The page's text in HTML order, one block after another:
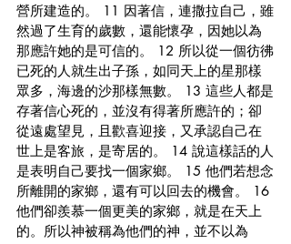
營所建造的。 11 因著信，連撒拉自己，雖
然過了生育的歲數，還能懷孕，因她以為
那應許她的是可信的。 12 所以從一個彷彿
已死的人就生出子孫，如同天上的星那樣
眾多，海邊的沙那樣無數。 13 這些人都是
存著信心死的，並沒有得著所應許的；卻
從遠處望見，且歡喜迎接，又承認自己在
世上是客旅，是寄居的。 14 說這樣話的人
是表明自己要找一個家鄉。 15 他們若想念
所離開的家鄉，還有可以回去的機會。 16
他們卻羨慕一個更美的家鄉，就是在天上
的。所以神被稱為他們的神，並不以為